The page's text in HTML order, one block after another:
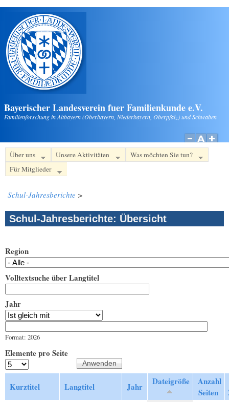
Direkt zum Inhalt
Bayerischer Landesverein fuer Familienkunde e.V.
Familienforschung in Altbayern (Oberbayern, Niederbayern, Oberpfalz) und Schwaben
Über uns Unsere Aktivitäten
Was möchten Sie tun?
Für Mitglieder
Schul-Jahresberichte >
Schul-Jahresberichte: Übersicht
Region
Volltextsuche über Langtitel
Jahr
Format: 2026
Elemente pro Seite
Kurztitel Langtitel Jahr Dateigröße
Anzahl
Seiten